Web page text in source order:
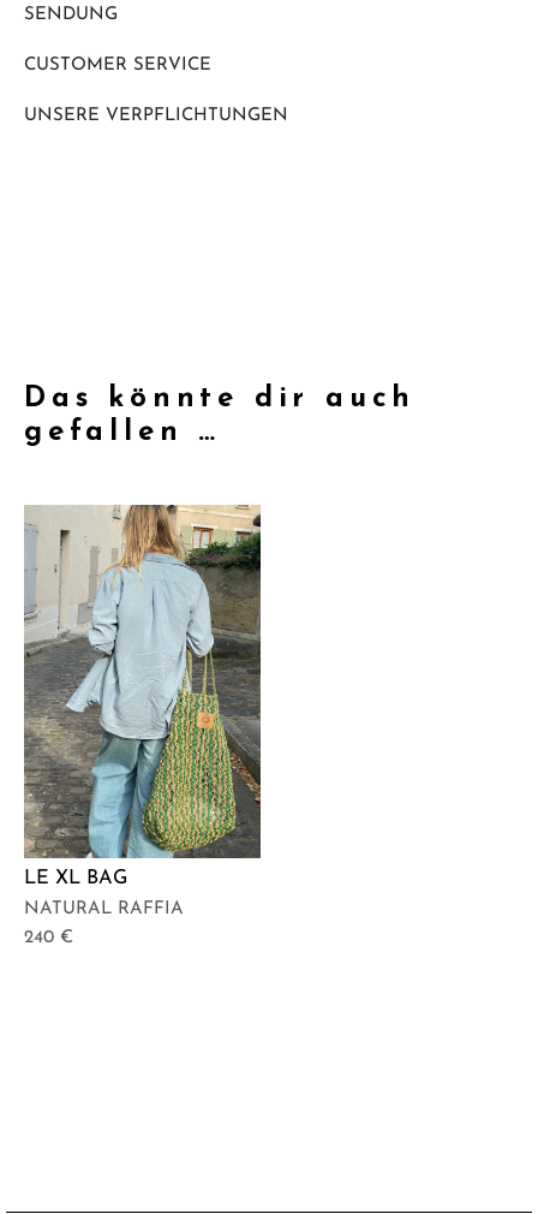
SENDUNG
CUSTOMER SERVICE
UNSERE VERPFLICHTUNGEN
Das könnte dir auch
gefallen …
LE XL BAG
NATURAL RAFFIA
240 €